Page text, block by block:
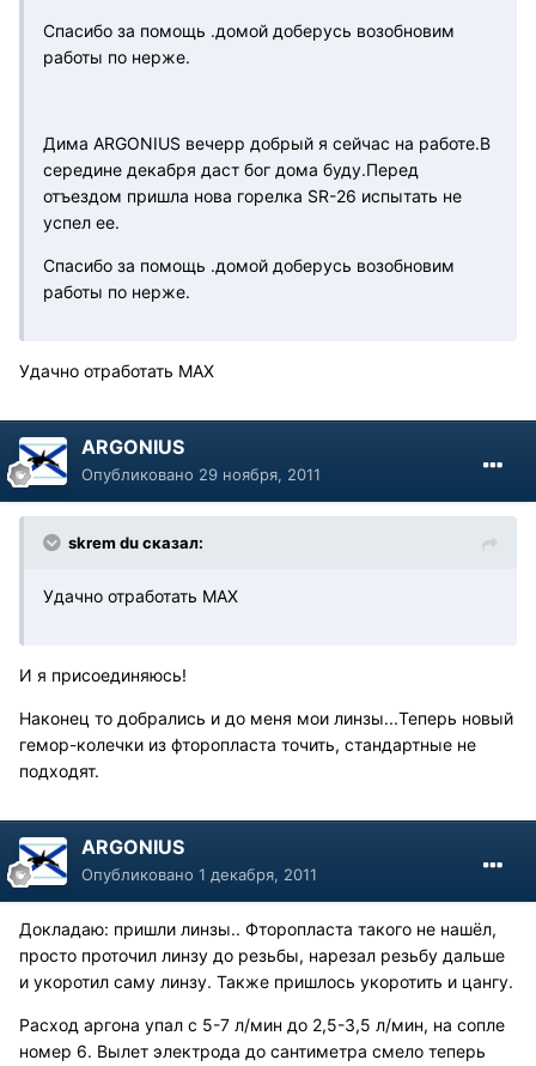
Спасибо за помощь .домой доберусь возобновим
работы по нерже.
Дима ARGONIUS вечерр добрый я сейчас на работе.В
середине декабря даст бог дома буду.Перед
отъездом пришла нова горелка SR-26 испытать не
успел ее.
Спасибо за помощь .домой доберусь возобновим
работы по нерже.
Удачно отработать MAX
ARGONIUS
Опубликовано 29 ноября, 2011
skrem du сказал:
Удачно отработать MAX
И я присоединяюсь!
Наконец то добрались и до меня мои линзы...Теперь новый
гемор-колечки из фторопласта точить, стандартные не
подходят.
ARGONIUS
Опубликовано 1 декабря, 2011
Докладаю: пришли линзы.. Фторопласта такого не нашёл,
просто проточил линзу до резьбы, нарезал резьбу дальше
и укоротил саму линзу. Также пришлось укоротить и цангу.
Расход аргона упал с 5-7 л/мин до 2,5-3,5 л/мин, на сопле
номер 6. Вылет электрода до сантиметра смело теперь